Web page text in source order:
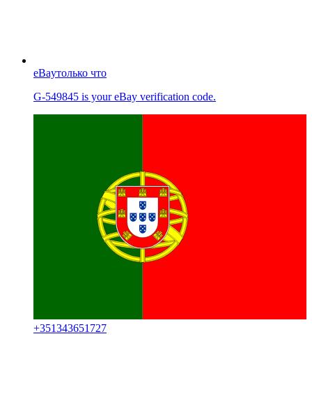
eBayтолько что
G-549845 is your eBay verification code.
+351343651727